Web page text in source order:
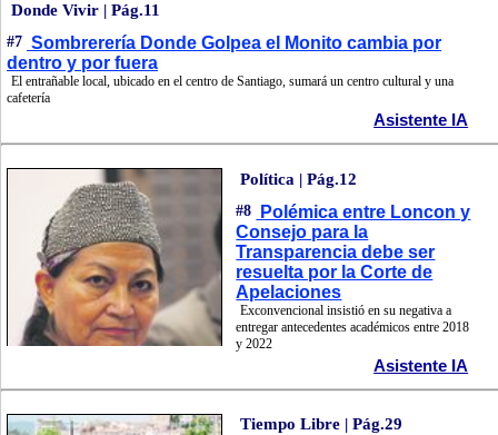
Donde Vivir | Pág.11
#7 Sombrerería Donde Golpea el Monito cambia por
dentro y por fuera
El entrañable local, ubicado en el centro de Santiago, sumará un centro cultural y una
cafetería
Asistente IA
Política | Pág.12
#8
Polémica entre Loncon y
Consejo para la
Transparencia debe ser
resuelta por la Corte de
Apelaciones
Exconvencional insistió en su negativa a
entregar antecedentes académicos entre 2018
y 2022
Asistente IA
Tiempo Libre | Pág.29